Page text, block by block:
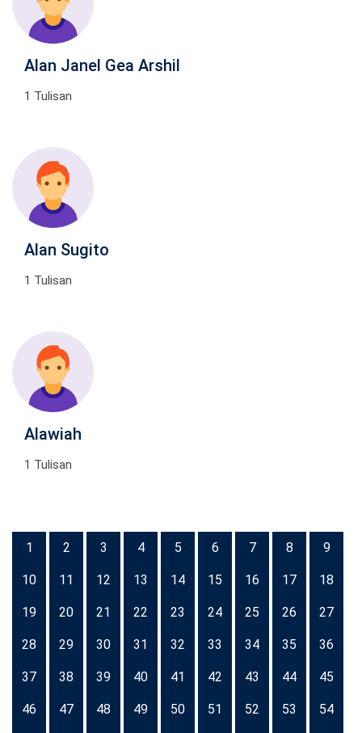
Alan Janel Gea Arshil
1 Tulisan
Alan Sugito
1 Tulisan
Alawiah
1 Tulisan
1 2 3 4 5 6 7 8 9
10 11 12 13 14 15 16 17 18
19 20 21 22 23 24 25 26 27
28 29 30 31 32 33 34 35 36
37 38 39 40 41 42 43 44 45
46 47 48 49 50 51 52 53 54